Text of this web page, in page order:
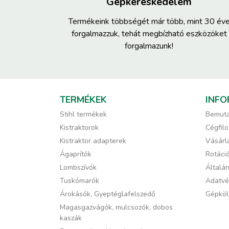
Termékeink többségét már több, mint 30
forgalmazzuk, tehát megbízható eszközöket
forgalmazunk!
TERMÉKEK
Stihl termékek
Kistraktorok
Kistraktor adapterek
Ágaprítók
Lombszívók
Tuskómarók
Árokásók, Gyeptéglafelszedő
Magasgazvágók, mulcsozók, dobos
kaszák